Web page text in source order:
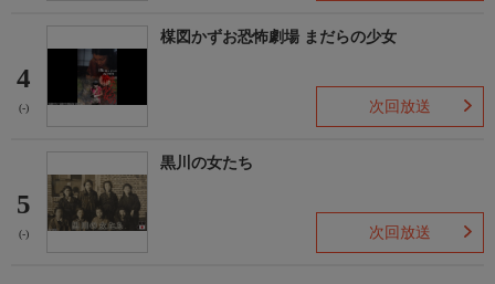
4
(-)
楳図かずお恐怖劇場 まだらの少女
次回放送
5
(-)
黒川の女たち
次回放送